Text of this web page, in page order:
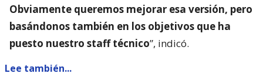
Obviamente queremos mejorar esa versión, pero
basándonos también en los objetivos que ha
puesto nuestro staff técnico”, indicó.
Lee también...